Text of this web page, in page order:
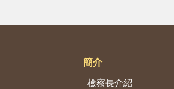
簡介
檢察長介紹